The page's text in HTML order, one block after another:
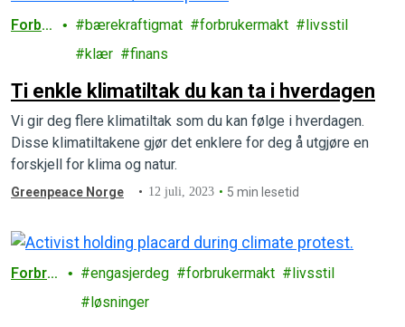
Forbr
bærekraftigmat forbrukermakt
livsstil
klær
finans
Ti enkle klimatiltak du kan ta i hverdagen
Vi gir deg flere klimatiltak som du kan følge i hverdagen.
Disse klimatiltakene gjør det enklere for deg å utgjøre en
forskjell for klima og natur.
Greenpeace Norge 12 juli, 2023 5 min lesetid
Forbru
engasjerdeg forbrukermakt
livsstil
løsninger